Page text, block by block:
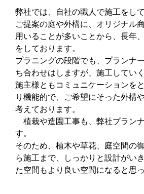
弊社では、自社の職人で施工をして
ご提案の庭や外構に、オリジナル
用いることが多いことから、長年
をしております。
プラニングの段階でも、プランナ
ち合わせはしますが、施工してい
施主様ともコミュニケーションを
り機能的で、ご希望にそった外構
考えております。
植栽や造園工事も、弊社プラン
す。
そのため、植木や草花、庭空間の
ら施工まで、しっかりと設計がい
た空間もより良い空間になると思